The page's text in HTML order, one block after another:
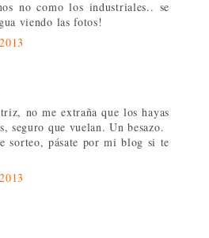
no como los industriales.. se
viendo las fotos!
no me extraña que los hayas
seguro que vuelan. Un besazo.
sorteo, pásate por mi blog si te